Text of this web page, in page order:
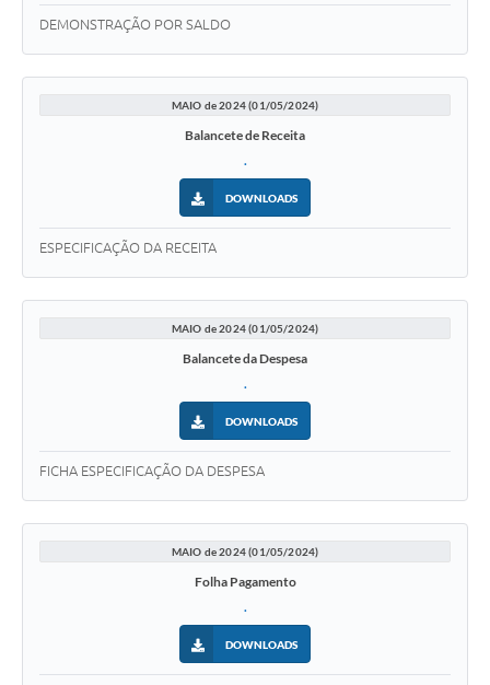
DEMONSTRAÇÃO POR SALDO
MAIO de 2024 (01/05/2024)
Balancete de Receita
.
DOWNLOADS
ESPECIFICAÇÃO DA RECEITA
MAIO de 2024 (01/05/2024)
Balancete da Despesa
.
DOWNLOADS
FICHA ESPECIFICAÇÃO DA DESPESA
MAIO de 2024 (01/05/2024)
Folha Pagamento
.
DOWNLOADS